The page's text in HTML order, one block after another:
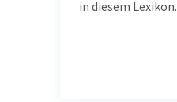
in diesem Lexikon.